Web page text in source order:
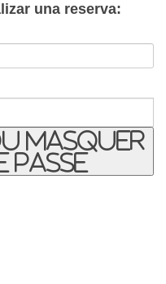
una reserva:
masquer
passe